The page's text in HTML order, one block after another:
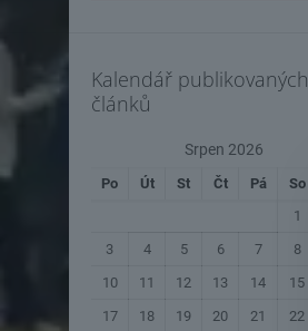
Kalendář publikovaných
článků
Srpen 2026
Po Út St Čt Pá So
1
3
4 5 6 7 8
10
11 12 13 14 15
17
18 19 20 21 22